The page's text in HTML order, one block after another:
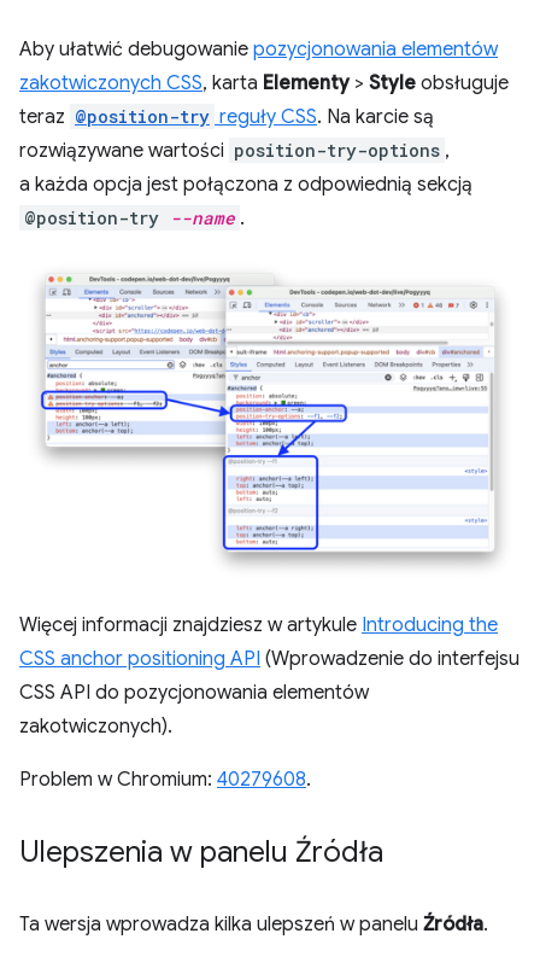
Aby ułatwić debugowanie pozycjonowania elementów
zakotwiczonych CSS, karta Elementy> Style obsługuje
teraz @position-try reguły CSS. Na karcie są
rozwiązywane wartości position-try-options ,
a każda opcja jest połączona z odpowiednią sekcją
@position-try --name .
Więcej informacji znajdziesz w artykule Introducing the
CSS anchor positioning API (Wprowadzenie do interfejsu
CSS API do pozycjonowania elementów
zakotwiczonych).
Problem w Chromium: 40279608.
Ulepszenia w panelu Źródła
Ta wersja wprowadza kilka ulepszeń w panelu Źródła.